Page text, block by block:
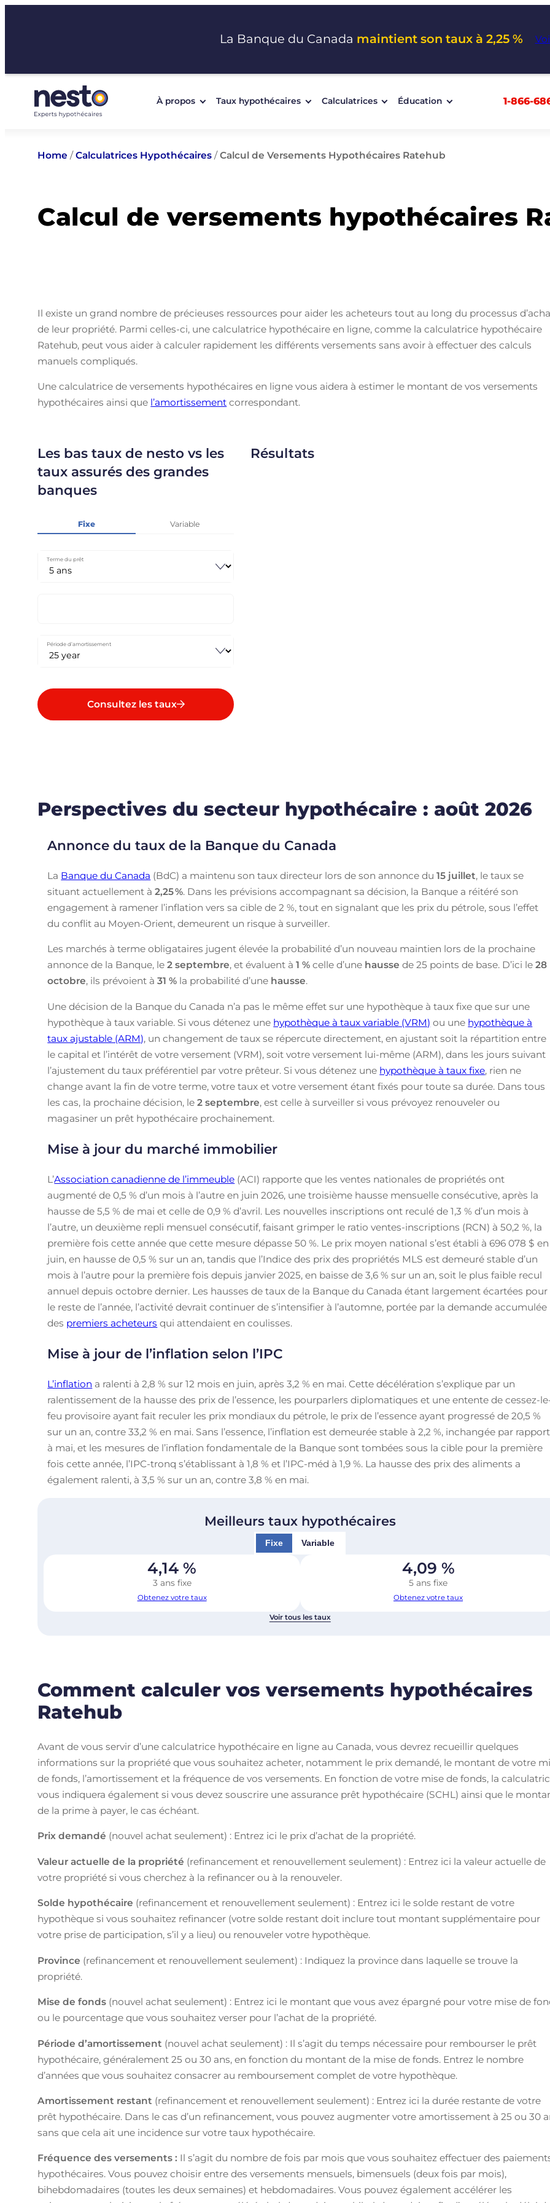
La Banque du Canada maintient son taux à 2,25 %
À propos Taux hypothécaires Calculatrices Éducation 1-866-
Home /Calculatrices Hypothécaires /Calcul de Versements Hypothécaires Ratehub
Calcul de versements hypothécaires
Il existe un grand nombre de précieuses ressources pour aider les acheteurs tout au long du processus
de leur propriété. Parmi celles-ci, une calculatrice hypothécaire en ligne, comme la calculatrice hypothécaire
Ratehub, peut vous aider à calculer rapidement les différents versements sans avoir à effectuer des calculs
manuels compliqués.
Une calculatrice de versements hypothécaires en ligne vous aidera à estimer le montant de vos versements
hypothécaires ainsi que l’amortissement correspondant.
Les bas taux de nesto vs les
taux assurés des grandes
banques
Fixe Variable
Terme du prêt
Période d’amortissement
Résultats
Consultez les taux
Perspectives du secteur hypothécaire : août 2026
Annonce du taux de la Banque du Canada
La Banque du Canada (BdC) a maintenu son taux directeur lors de son annonce du15 juillet, le taux se
situant actuellement à2,25%. Dans les prévisions accompagnant sa décision, la Banque a réitéré son
engagement à ramener l’inflation vers sa cible de 2 %, tout en signalant que les prix du pétrole, sous l’effet
du conflit au Moyen-Orient, demeurent un risque à surveiller.
Les marchés à terme obligataires jugent élevée la probabilité d’un nouveau maintien lors de la prochaine
annonce de la Banque, le2 septembre, et évaluent à1 % celle d’une hausse de 25 points de base. D’ici le28
octobre, ils prévoient à31 % la probabilité d’une hausse.
Une décision de la Banque du Canada n’a pas le même effet sur une hypothèque à taux fixe que sur une
hypothèque à taux variable. Si vous détenez une hypothèque à taux variable (VRM) ou une hypothèque à
taux ajustable (ARM), un changement de taux se répercute directement, en ajustant soit la répartition entre
le capital et l’intérêt de votre versement (VRM), soit votre versement lui-même (ARM), dans les jours suivant
l’ajustement du taux préférentiel par votre prêteur. Si vous détenez une hypothèque à taux fixe, rien ne
change avant la fin de votre terme, votre taux et votre versement étant fixés pour toute sa durée. Dans tous
les cas, la prochaine décision, le2 septembre, est celle à surveiller si vous prévoyez renouveler ou
magasiner un prêt hypothécaire prochainement.
Mise à jour du marché immobilier
L’Association canadienne de l’immeuble (ACI) rapporte que les ventes nationales de propriétés ont
augmenté de 0,5 % d’un mois à l’autre en juin 2026, une troisième hausse mensuelle consécutive, après la
hausse de 5,5 % de mai et celle de 0,9 % d’avril. Les nouvelles inscriptions ont reculé de 1,3 % d’un mois à
l’autre, un deuxième repli mensuel consécutif, faisant grimper le ratio ventes-inscriptions (RCN) à 50,2 %, la
première fois cette année que cette mesure dépasse 50 %. Le prix moyen national s’est établi à 696 078 $ en
juin, en hausse de 0,5 % sur un an, tandis que l’Indice des prix des propriétés MLS est demeuré stable d’un
mois à l’autre pour la première fois depuis janvier 2025, en baisse de 3,6 % sur un an, soit le plus faible recul
annuel depuis octobre dernier. Les hausses de taux de la Banque du Canada étant largement écartées pour
le reste de l’année, l’activité devrait continuer de s’intensifier à l’automne, portée par la demande accumulée
des premiers acheteurs qui attendaient en coulisses.
Mise à jour de l’inflation selon l’IPC
L’inflation a ralenti à 2,8 % sur 12 mois en juin, après 3,2 % en mai. Cette décélération s’explique par un
ralentissement de la hausse des prix de l’essence, les pourparlers diplomatiques et une entente de cessez-
feu provisoire ayant fait reculer les prix mondiaux du pétrole, le prix de l’essence ayant progressé de 20,5 %
sur un an, contre 33,2 % en mai. Sans l’essence, l’inflation est demeurée stable à 2,2 %, inchangée par rapport
à mai, et les mesures de l’inflation fondamentale de la Banque sont tombées sous la cible pour la première
fois cette année, l’IPC-tronq s’établissant à 1,8 % et l’IPC-méd à 1,9 %. La hausse des prix des aliments a
également ralenti, à 3,5 % sur un an, contre 3,8 % en mai.
Meilleurs taux hypothécaires
Fixe Variable
4,14 %
3 ans fixe
Obtenez votre taux
4,09 %
5 ans fixe
Obtenez votre taux
Voir tous les taux
Comment calculer vos versements hypothécaires
Ratehub
Avant de vous servir d’une calculatrice hypothécaire en ligne au Canada, vous devrez recueillir quelques
informations sur la propriété que vous souhaitez acheter, notamment le prix demandé, le montant de votre
de fonds, l’amortissement et la fréquence de vos versements. En fonction de votre mise de fonds, la
vous indiquera également si vous devez souscrire une assurance prêt hypothécaire (SCHL) ainsi que le
de la prime à payer, le cas échéant.
Prix demandé (nouvel achat seulement) : Entrez ici le prix d’achat de la propriété.
Valeur actuelle de la propriété (refinancement et renouvellement seulement) : Entrez ici la valeur actuelle de
votre propriété si vous cherchez à la refinancer ou à la renouveler.
Solde hypothécaire (refinancement et renouvellement seulement) : Entrez ici le solde restant de votre
hypothèque si vous souhaitez refinancer (votre solde restant doit inclure tout montant supplémentaire pour
votre prise de participation, s’il y a lieu) ou renouveler votre hypothèque.
Province (refinancement et renouvellement seulement) : Indiquez la province dans laquelle se trouve la
propriété.
Mise de fonds (nouvel achat seulement) : Entrez ici le montant que vous avez épargné pour votre mise de
ou le pourcentage que vous souhaitez verser pour l’achat de la propriété.
Période d’amortissement (nouvel achat seulement) : Il s’agit du temps nécessaire pour rembourser le prêt
hypothécaire, généralement 25 ou 30 ans, en fonction du montant de la mise de fonds. Entrez le nombre
d’années que vous souhaitez consacrer au remboursement complet de votre hypothèque.
Amortissement restant (refinancement et renouvellement seulement) : Entrez ici la durée restante de votre
prêt hypothécaire. Dans le cas d’un refinancement, vous pouvez augmenter votre amortissement à 25 ou 30
sans que cela ait une incidence sur votre taux hypothécaire.
Fréquence des versements : Il s’agit du nombre de fois par mois que vous souhaitez effectuer des
hypothécaires. Vous pouvez choisir entre des versements mensuels, bimensuels (deux fois par mois),
bihebdomadaires (toutes les deux semaines) et hebdomadaires. Vous pouvez également accélérer les